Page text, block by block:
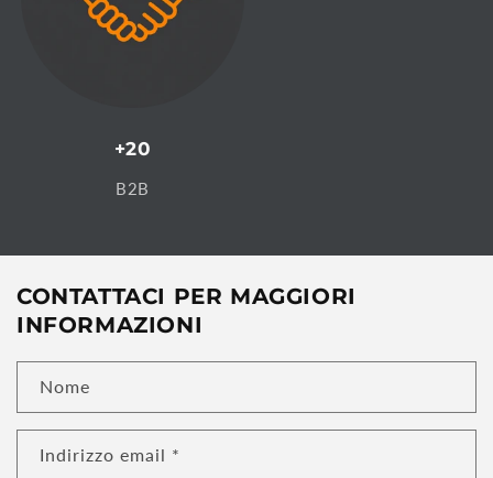
+20
B2B
CONTATTACI PER MAGGIORI
INFORMAZIONI
Nome
Indirizzo email *